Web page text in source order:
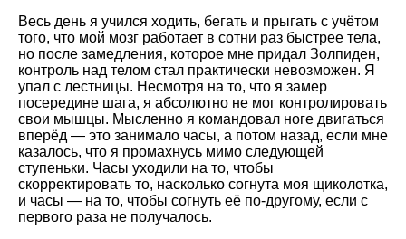
Весь день я учился ходить, бегать и прыгать с учётом
того, что мой мозг работает в сотни раз быстрее тела,
но после замедления, которое мне придал Золпиден,
контроль над телом стал практически невозможен. Я
упал с лестницы. Несмотря на то, что я замер
посередине шага, я абсолютно не мог контролировать
свои мышцы. Мысленно я командовал ноге двигаться
вперёд — это занимало часы, а потом назад, если мне
казалось, что я промахнусь мимо следующей
ступеньки. Часы уходили на то, чтобы
скорректировать то, насколько согнута моя щиколотка,
и часы — на то, чтобы согнуть её по-другому, если с
первого раза не получалось.